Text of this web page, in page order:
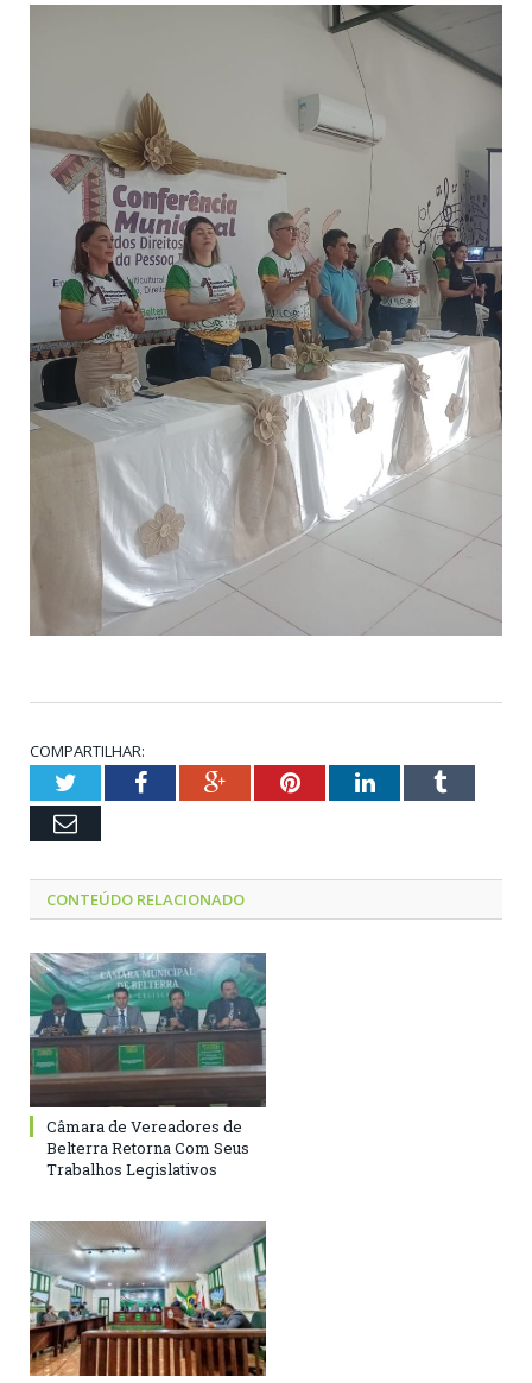
COMPARTILHAR:
TwitterFacebookGoogle+PinterestLinkedInTumblr
Email
CONTEÚDO RELACIONADO
Câmara de Vereadores de
Belterra Retorna Com Seus
Trabalhos Legislativos